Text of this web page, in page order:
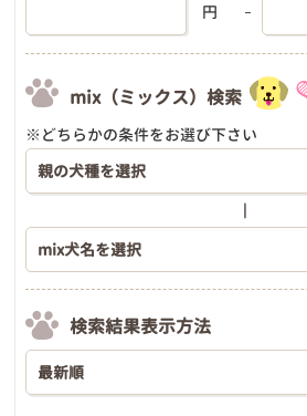
円
mix（ミックス）検索
※どちらかの条件をお選び下さい
検索結果表示方法